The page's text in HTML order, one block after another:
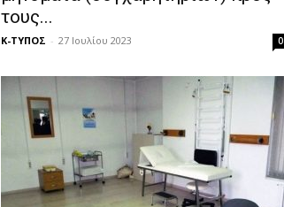
τους...
Κ-ΤΥΠΟΣ - 27 Ιουλίου 2023 0